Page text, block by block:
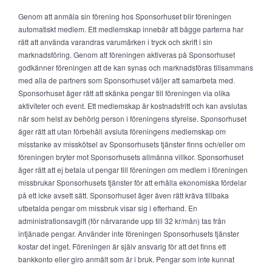
Genom att anmäla sin förening hos Sponsorhuset blir föreningen
automatiskt medlem. Ett medlemskap innebär att bägge parterna har
rätt att använda varandras varumärken i tryck och skrift i sin
marknadsföring. Genom att föreningen aktiveras på Sponsorhuset
godkänner föreningen att de kan synas och marknadsföras tillsammans
med alla de partners som Sponsorhuset väljer att samarbeta med.
Sponsorhuset äger rätt att skänka pengar till föreningen via olika
aktiviteter och event. Ett medlemskap är kostnadsfritt och kan avslutas
när som helst av behörig person i föreningens styrelse. Sponsorhuset
äger rätt att utan förbehåll avsluta föreningens medlemskap om
misstanke av misskötsel av Sponsorhusets tjänster finns och/eller om
föreningen bryter mot Sponsorhusets allmänna villkor. Sponsorhuset
äger rätt att ej betala ut pengar till föreningen om medlem i föreningen
missbrukar Sponsorhusets tjänster för att erhålla ekonomiska fördelar
på ett icke avsett sätt. Sponsorhuset äger även rätt kräva tillbaka
utbetalda pengar om missbruk visar sig i efterhand. En
administrationsavgift (för närvarande upp till 32 kr/mån) tas från
intjänade pengar. Använder inte föreningen Sponsorhusets tjänster
kostar det inget. Föreningen är själv ansvarig för att det finns ett
bankkonto eller giro anmält som är i bruk. Pengar som inte kunnat